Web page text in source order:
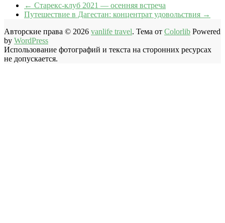
← Старекс-клуб 2021 — осенняя встреча
Путешествие в Дагестан: концентрат удовольствия →
Авторские права © 2026 vanlife travel. Тема от Colorlib Powered
by WordPress
Использование фотографий и текста на сторонних ресурсах
не допускается.